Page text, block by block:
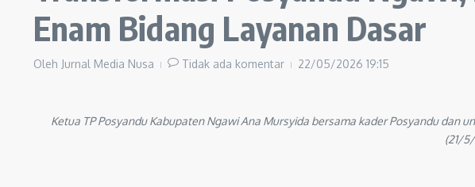
Enam Bidang Layanan Dasar
Oleh Jurnal Media Nusa Tidak ada komentar 22/05/2026 19:15
Ketua TP Posyandu Kabupaten Ngawi Ana Mursyida bersama kader Posyandu dan
(21/